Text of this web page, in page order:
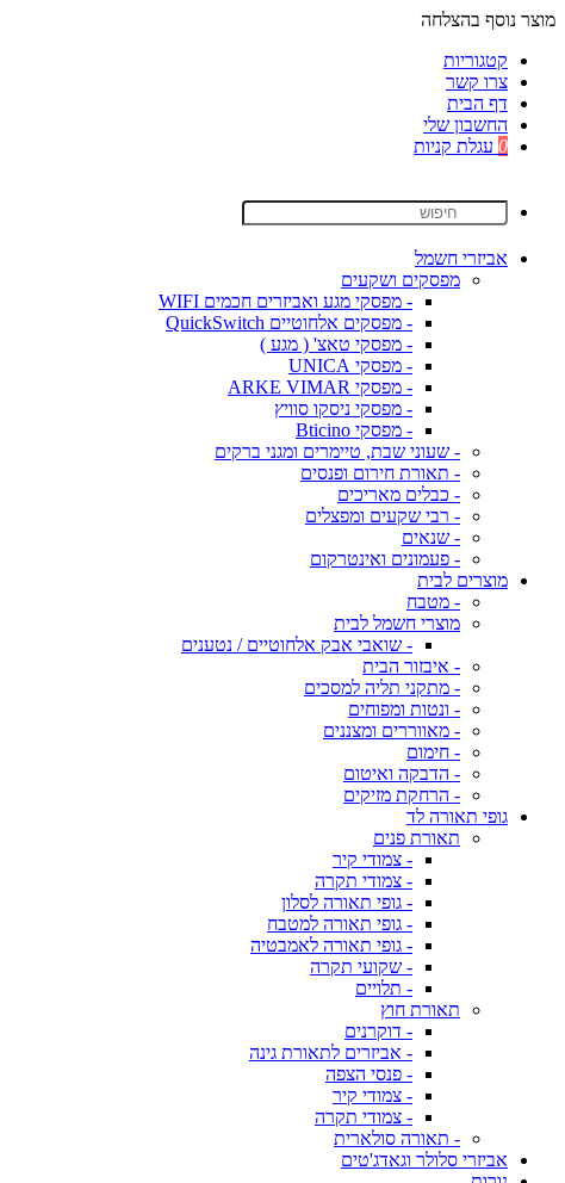
מוצר נוסף בהצלחה
קטגוריות
צרו קשר
דף הבית
החשבון שלי
0 עגלת קניות
אביזרי חשמל
מפסקים ושקעים
- מפסקי מגע ואביזרים חכמים WIFI
- מפסקים אלחוטיים QuickSwitch
- מפסקי טאצ' ( מגע )
- מפסקי UNICA
- מפסקי ARKE VIMAR
- מפסקי ניסקו סוויץ
- מפסקי Bticino
- שעוני שבת, טיימרים ומגני ברקים
- תאורת חירום ופנסים
- כבלים מאריכים
- רבי שקעים ומפצלים
- שנאים
- פעמונים ואינטרקום
מוצרים לבית
- מטבח
מוצרי חשמל לבית
- שואבי אבק אלחוטיים / נטענים
- איבזור הבית
- מתקני תליה למסכים
- ונטות ומפוחים
- מאווררים ומצננים
- חימום
- הדבקה ואיטום
- הרחקת מזיקים
גופי תאורה לד
תאורת פנים
- צמודי קיר
- צמודי תקרה
- גופי תאורה לסלון
- גופי תאורה למטבח
- גופי תאורה לאמבטיה
- שקועי תקרה
- תלויים
תאורת חוץ
- דוקרנים
- אביזרים לתאורת גינה
- פנסי הצפה
- צמודי קיר
- צמודי תקרה
- תאורה סולארית
אביזרי סלולר וגאדג'טים